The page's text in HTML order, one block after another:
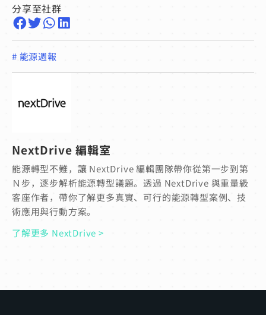
分享至社群
# 能源週報
NextDrive 編輯室
能源轉型不難，讓 NextDrive 編輯團隊帶你從第一步到第
Ｎ步，逐步解析能源轉型議題。透過 NextDrive 與重量級
客座作者，帶你了解更多真實、可行的能源轉型案例、技
術應用與行動方案。
了解更多 NextDrive >